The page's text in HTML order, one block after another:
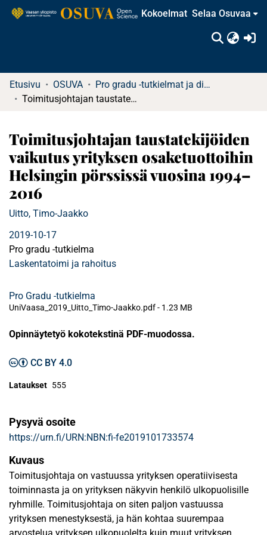
Kokoelmat Selaa Osuvaa
Etusivu OSUVA
Pro gradu -tutkielmat ja diplomityöt
Toimitusjohtajan taustatekijöiden vaikutus yrityksen osaketuottoihin Helsingin pörssissä vuosina 1994–2016
Toimitusjohtajan taustatekijöiden
vaikutus yrityksen osaketuottoihin
Helsingin pörssissä vuosina 1994–
2016
Uitto, Timo-Jaakko
2019-10-17
Pro gradu -tutkielma
Laskentatoimi ja rahoitus
Pro Gradu -tutkielma
UniVaasa_2019_Uitto_Timo-Jaakko.pdf - 1.23 MB
Opinnäytetyö kokotekstinä PDF-muodossa.
CC BY 4.0
Lataukset 555
Pysyvä osoite
https://urn.fi/URN:NBN:fi-fe2019101733574
Kuvaus
Toimitusjohtaja on vastuussa yrityksen operatiivisesta
toiminnasta ja on yrityksen näkyvin henkilö ulkopuolisille
ryhmille. Toimitusjohtaja on siten paljon vastuussa
yrityksen menestyksestä, ja hän kohtaa suurempaa